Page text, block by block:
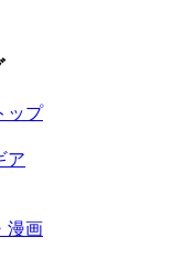
ップ
ア
漫画